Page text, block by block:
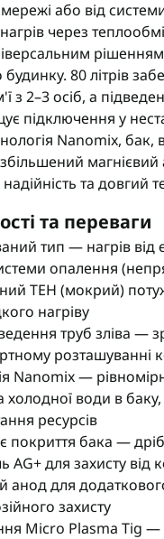
або від
через
80 літрів
з 2–3 осіб, а
підключення у
Nanomix, бак,
та довгий
та переваги
тип — нагрів від
опалення
ТЕН (мокрий)
нагріву
труб зліва —
розташуванні
Nanomix —
холодної води в
ресурсів
покриття бака —
AG+ для захисту від
анод для
захисту
Micro Plasma Tig —